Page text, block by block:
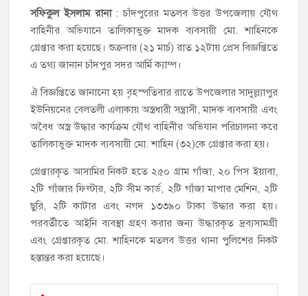
হাজীগঞ্জে শিক্ষার্থীদের লেখাপড়ার মানোন্নয়নে ও উপস্থিতি নিশ্চিতকরণে
অভিভাবক সমাবেশ
হাজীগঞ্জে অস্বাস্থ্যকর পরিবেশে খাবার প্রস্তুত: ২ হোটেলকে ৪৫ হাজার
টাকা জরিমানা
হাজীগঞ্জে ৬ বছরের শিশুকে ধর্ষণের অভিযোগে কেয়ারটেকার আটক
সফিকুল ইসলাম রানা: চাঁদপুরের মতলব উত্তর উপজেলায় যৌথ
বাহিনীর অভিযানে তালিকাভুক্ত মাদক ব্যবসায়ী মো. শাহিনকে
গ্রেপ্তার করা হয়েছে। শুক্রবার (২১ মার্চ) রাত ১২টায় প্রেস বিজ্ঞপ্তিতে
এ তথ্য জানান চাঁদপুর সদর আর্মি ক্যাম্প।
ঐ বিজ্ঞপ্তিতে জানানো হয় বৃহস্পতিবার রাতে উপজেলার সাদুল্ল্যাপুর
ইউনিয়নের বেলতলী এলাকায় অস্ত্রধারী সন্ত্রাসী, মাদক ব্যবসায়ী এবং
অবৈধ অস্ত্র উদ্ধার কার্যক্রম যৌথ বাহিনীর অভিযান পরিচালনা করে
তালিকাভুক্ত মাদক ব্যবসায়ী মো. শাহিন (৩২)কে গ্রেপ্তার করা হয়।
গ্রেপ্তারকৃত আসামির নিকট হতে ২৫০ গ্রাম গাঁজা, ২০ পিস ইয়াবা,
২টি গাঁজার ফিল্টার, ২টি সীম কার্ড, ২টি গাঁজা মাপার মেশিন, ২টি
ছুরি, ২টি কাটার এবং নগদ ১৩৩৯০ টাকা উদ্ধার করা হয়।
পরবর্তীতে আইনি ব্যবস্থা গ্রহণ করার জন্য উদ্ধারকৃত দ্রব্যসামগ্রী
এবং গ্রেপ্তারকৃত মো. শাহিনকে মতলব উত্তর থানা পুলিশের নিকট
হস্তান্তর করা হয়েছে।